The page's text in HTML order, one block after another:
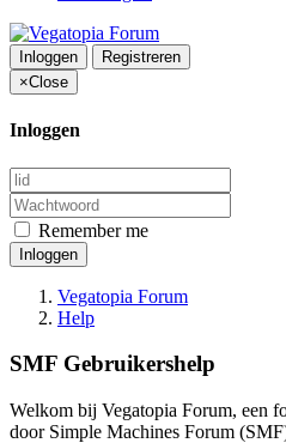
Inloggen
Registreren
×Close
Inloggen
Remember me
Inloggen
Vegatopia Forum
Help
SMF Gebruikershelp
Welkom bij Vegatopia Forum, een
door Simple Machines Forum